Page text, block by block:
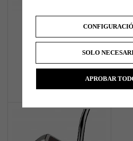
Info Compra
SOLO
APROBAR